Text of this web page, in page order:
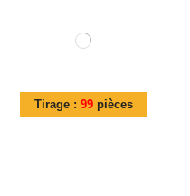
Tirage : 99pièces